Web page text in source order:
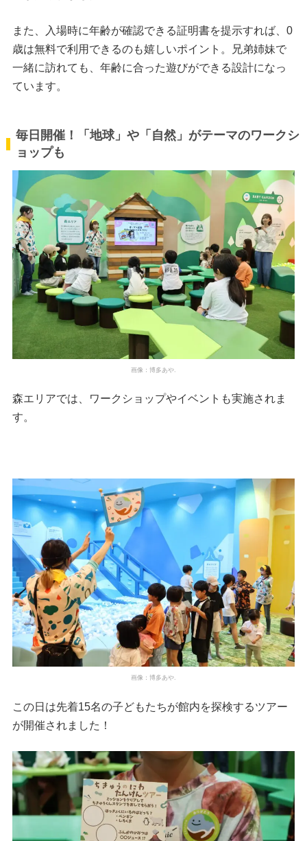
また、入場時に年齢が確認できる証明書を提示すれば、0
歳は無料で利用できるのも嬉しいポイント。兄弟姉妹で
一緒に訪れても、年齢に合った遊びができる設計になっ
ています。
毎日開催！「地球」や「自然」がテーマのワークシ
ョップも
画像：博多あや.
森エリアでは、ワークショップやイベントも実施されま
す。
画像：博多あや.
この日は先着15名の子どもたちが館内を探検するツアー
が開催されました！